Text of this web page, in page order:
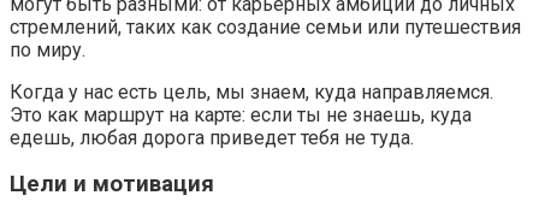
стремлений, таких как создание семьи или путешествия
по миру.
Когда у нас есть цель, мы знаем, куда направляемся.
Это как маршрут на карте: если ты не знаешь, куда
едешь, любая дорога приведет тебя не туда.
Цели и мотивация